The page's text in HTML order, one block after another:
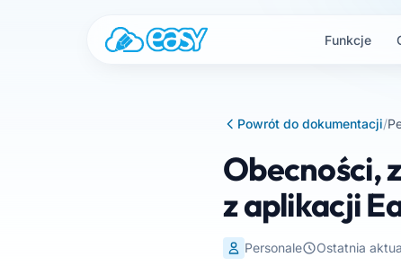
Funkcje
Powrót do dokumentacji/
Obecności,
z aplikacji
Personale Ostatnia